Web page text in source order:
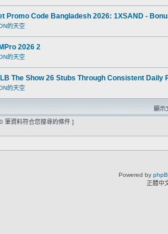
Promo Code Bangladesh 2026: 1XSAND -
的天空
2026 2
的天空
The Show 26 Stubs Through Consistent Daily
的天空
顯示
筆資料符合您搜尋的條件 ]
Powered by
正體中